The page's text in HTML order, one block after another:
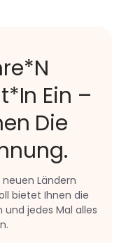
Ein –
Die
Ländern
bietet Ihnen die
jedes Mal alles